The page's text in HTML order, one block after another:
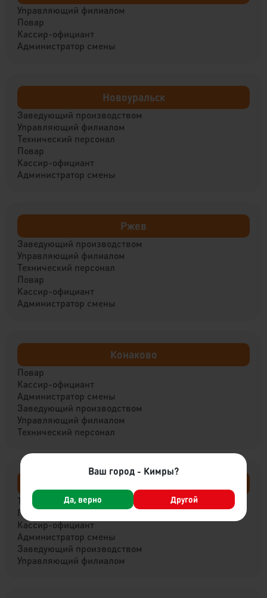
Ваш город - Кимры?
Да, верно Другой
Управляющий филиалом
Повар
Кассир-официант
Администратор смены
Новоуральск
Заведующий производством
Управляющий филиалом
Технический персонал
Повар
Кассир-официант
Администратор смены
Ржев
Заведующий производством
Управляющий филиалом
Технический персонал
Повар
Кассир-официант
Администратор смены
Конаково
Повар
Кассир-официант
Администратор смены
Заведующий производством
Управляющий филиалом
Технический персонал
Технический персонал
Повар
Кассир-официант
Администратор смены
Заведующий производством
Управляющий филиалом